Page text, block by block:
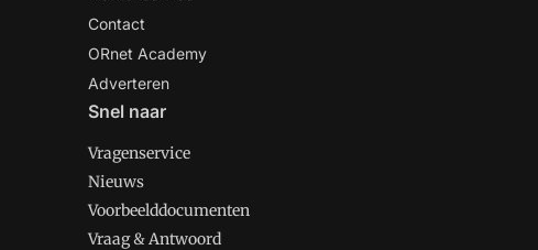
Contact
ORnet Academy
Adverteren
Snel naar
Vragenservice
Nieuws
Voorbeelddocumenten
Vraag & Antwoord